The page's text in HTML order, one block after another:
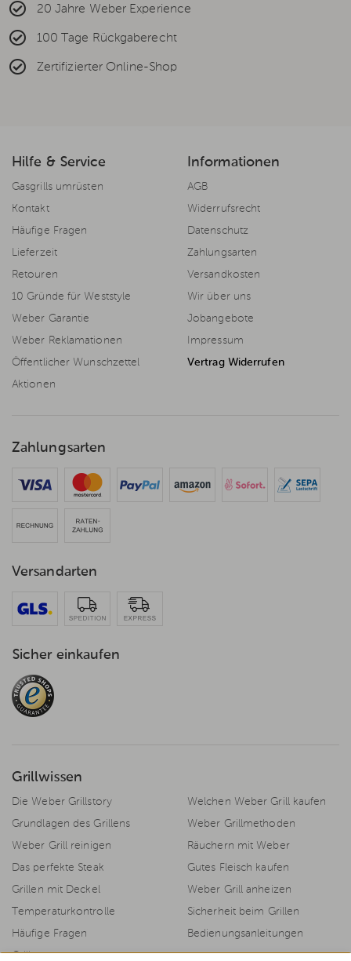
20 Jahre Weber Experience
100 Tage Rückgaberecht
Zertifizierter Online-Shop
Hilfe & Service
Gasgrills umrüsten
Kontakt
Häufige Fragen
Lieferzeit
Retouren
10 Gründe für Weststyle
Weber Garantie
Weber Reklamationen
Öffentlicher Wunschzettel
Aktionen
Informationen
AGB
Widerrufsrecht
Datenschutz
Zahlungsarten
Versandkosten
Wir über uns
Jobangebote
Impressum
Vertrag Widerrufen
Zahlungsarten
Versandarten
Sicher einkaufen
Grillwissen
Die Weber Grillstory
Welchen Weber Grill kaufen
Grundlagen des Grillens
Weber Grillmethoden
Weber Grill reinigen
Räuchern mit Weber
Das perfekte Steak
Gutes Fleisch kaufen
Grillen mit Deckel
Weber Grill anheizen
Temperaturkontrolle
Sicherheit beim Grillen
Häufige Fragen
Bedienungsanleitungen
Grillrezepte